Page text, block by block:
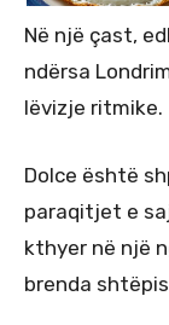
Në një çast,
ndërsa
lëvizje ritmike.
Dolce është
paraqitjet e
kthyer në një
brenda